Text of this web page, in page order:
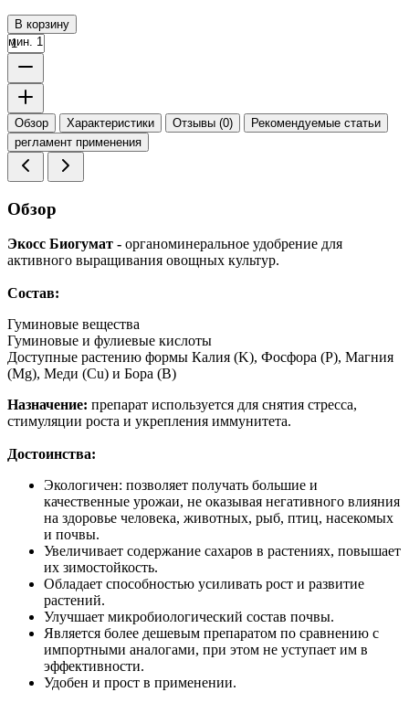
В корзину
мин. 1
Обзор Характеристики Отзывы (0)
Рекомендуемые статьи
регламент применения
Обзор
Экосс Биогумат - органоминеральное удобрение для
активного выращивания овощных культур.
Состав:
Гуминовые вещества
Гуминовые и фулиевые кислоты
Доступные растению формы Калия (K), Фосфора (P), Магния
(Mg), Меди (Cu) и Бора (B)
Назначение: препарат используется для снятия стресса,
стимуляции роста и укрепления иммунитета.
Достоинства:
Экологичен: позволяет получать большие и
качественные урожаи, не оказывая негативного влияния
на здоровье человека, животных, рыб, птиц, насекомых
и почвы.
Увеличивает содержание сахаров в растениях, повышает
их зимостойкость.
Обладает способностью усиливать рост и развитие
растений.
Улучшает микробиологический состав почвы.
Является более дешевым препаратом по сравнению с
импортными аналогами, при этом не уступает им в
эффективности.
Удобен и прост в применении.